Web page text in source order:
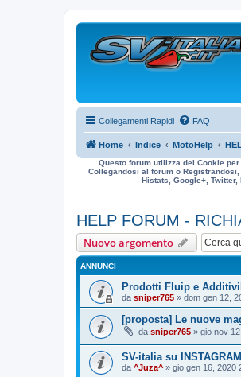
Collegamenti Rapidi FAQ
Home Indice MotoHelp
Questo forum utilizza dei Cookie
Collegandosi al forum o
Histats, Google+,
HELP FORUM -
Nuovo argomento
ANNUNCI
Prodotti Fluip e
da sniper765 » dom gen 12,
[proposta] Le nuove
da sniper765 » gio nov
SV-italia su
da ^Juza^ » gio gen 16, 2020